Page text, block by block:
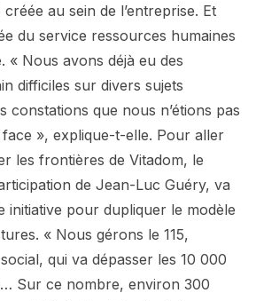
au sein de l’entreprise. Et
du service ressources humaines
« Nous avons déjà eu des
difficiles sur divers sujets
constations que nous n’étions pas
», explique-t-elle. Pour aller
les frontières de Vitadom, le
de Jean-Luc Guéry, va
initiative pour dupliquer le modèle
« Nous gérons le 115,
qui va dépasser les 10 000
Sur ce nombre, environ 300